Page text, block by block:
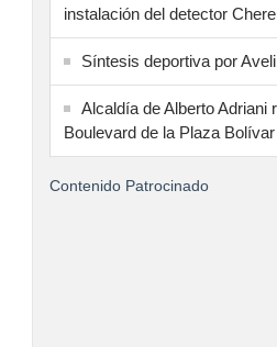
instalación del detector
Síntesis deportiva por
Alcaldía de Alberto Adriani
Boulevard de la Plaza
Contenido Patrocinado